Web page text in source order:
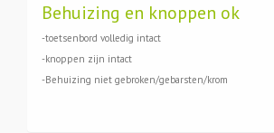
Behuizing en knoppen ok
-toetsenbord volledig intact
-knoppen zijn intact
-Behuizing niet gebroken/gebarsten/krom